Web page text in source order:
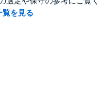
覧を見る